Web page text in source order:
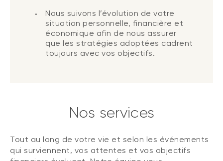
Nous suivons l’évolution de votre
situation personnelle, financière et
économique afin de nous assurer
que les stratégies adoptées cadrent
toujours avec vos objectifs.
Nos services
Tout au long de votre vie et selon les événements
qui surviennent, vos attentes et vos objectifs